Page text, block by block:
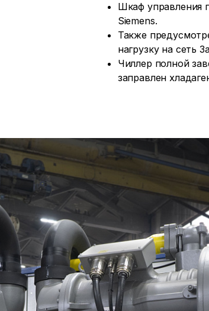
Шкаф управления
Siemens.
Также
нагрузку на сеть
Чиллер полной
заправлен